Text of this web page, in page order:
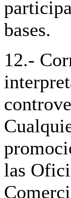
bases.
12.-
las